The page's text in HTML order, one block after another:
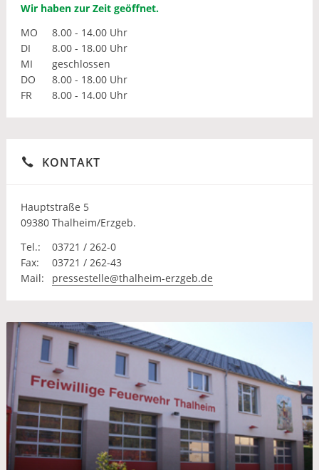
Wir haben zur Zeit geöffnet.
MO
8.00 - 14.00 Uhr
DI
8.00 - 18.00 Uhr
MI
geschlossen
DO
8.00 - 18.00 Uhr
FR
8.00 - 14.00 Uhr
KONTAKT
Hauptstraße 5
09380 Thalheim/Erzgeb.
Tel.:
03721 / 262-0
Fax:
03721 / 262-43
Mail:
pressestelle@thalheim-erzgeb.de